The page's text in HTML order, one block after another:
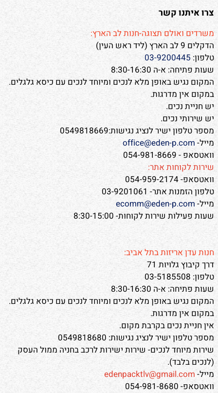
צרו איתנו קשר
משרדים ואולם תצוגה-חנות לב הארץ:
הדקלים 9 לב הארץ (ליד ראש העין)
טלפון: 03-9200445
שעות פתיחה: א-ה 8:30-16:30
המקום נגיש באופן מלא לנכים ומיוחד לנכים עם כיסא גלגלים.
במקום אין מדרגות.
יש חניית נכים.
יש שירותי נכים.
מספר טלפון ישיר לנציג נגישות:0549818669
מייל- office@eden-p.com
וואטסאפ - 054-981-8669
שירות לקוחות אתר:
וואטסאפ- 054-959-2174
טלפון הזמנות אתר- 03-9201061
מייל- ecomm@eden-p.com
שעות פעילות שירות לקוחות- 8:30-15:00
חנות עדן אריזות בתל אביב:
דרך קיבוץ גלויות 71
טלפון: 03-5185508
שעות פתיחה: א-ה 8:30-16:30
המקום נגיש באופן מלא לנכים ומיוחד לנכים עם כיסא גלגלים.
במקום אין מדרגות.
אין חניית נכים בקרבת מקום.
מספר טלפון ישיר לנציג נגישות: 0549818680
שירות מיוחד לנכים- שירות ישירות לרכב בחניה ממול העסק
(לנכים בלבד).
מייל- edenpacktlv@gmail.com
וואטסאפ- 054-981-8680